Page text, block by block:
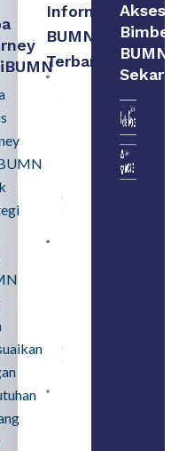
Informasi
BUMN
Terbaru:
Persiapan
Seleksi
Rekrutmen
Memahami
August 8,
2026
August 6,
2026
Akses
Bimbel
BUMN